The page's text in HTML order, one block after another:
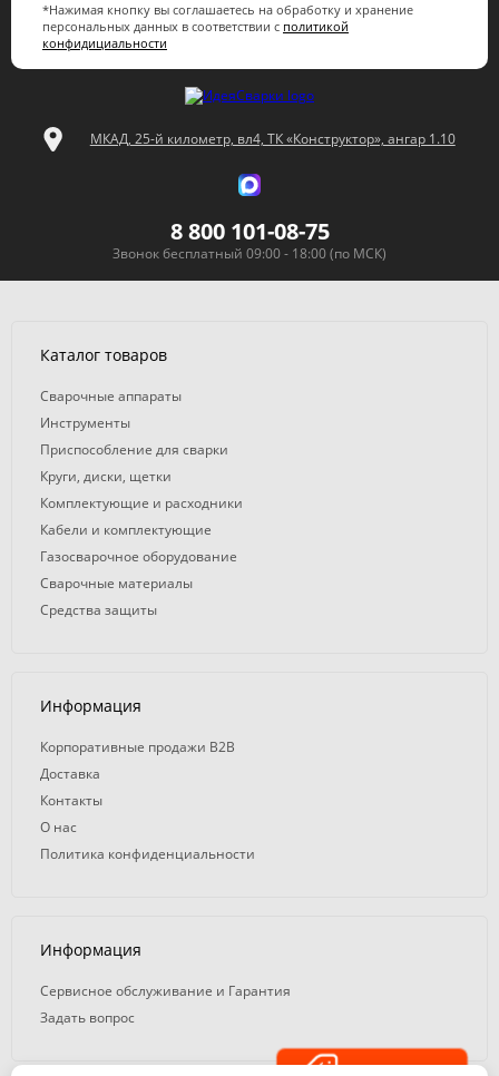
*Нажимая кнопку вы соглашаетесь на обработку и хранение
персональных данных в соответствии с политикой
конфидициальности
МКАД, 25-й километр, вл4, ТК «Конструктор», ангар 1.10
8 800 101-08-75
Звонок бесплатный 09:00 - 18:00 (по МСК)
Каталог товаров
Сварочные аппараты
Инструменты
Приспособление для сварки
Круги, диски, щетки
Комплектующие и расходники
Кабели и комплектующие
Газосварочное оборудование
Сварочные материалы
Средства защиты
Информация
Корпоративные продажи B2B
Доставка
Контакты
О нас
Политика конфиденциальности
Информация
Сервисное обслуживание и Гарантия
Задать вопрос